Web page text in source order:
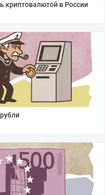
криптовалютой в России